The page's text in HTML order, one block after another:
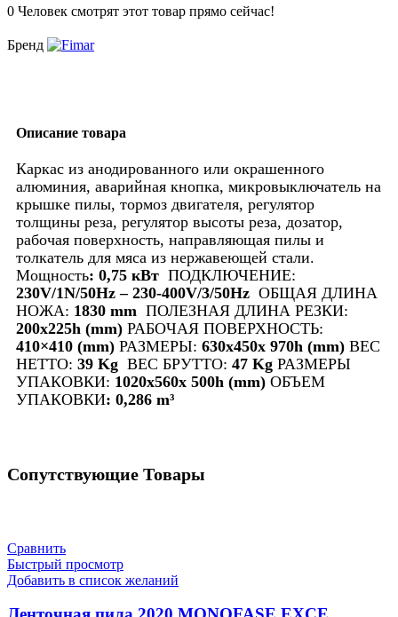
0 Человек смотрят этот товар прямо сейчас!
Бренд
Описание товара
Каркас из анодированного или окрашенного
алюминия, аварийная кнопка, микровыключатель на
крышке пилы, тормоз двигателя, регулятор
толщины реза, регулятор высоты реза, дозатор,
рабочая поверхность, направляющая пилы и
толкатель для мяса из нержавеющей стали.
Мощность: 0,75 кВт ПОДКЛЮЧЕНИЕ:
230V/1N/50Hz – 230-400V/3/50Hz ОБЩАЯ ДЛИНА
НОЖА: 1830 mm ПОЛЕЗНАЯ ДЛИНА РЕЗКИ:
200x225h (mm) РАБОЧАЯ ПОВЕРХНОСТЬ:
410×410 (mm) РАЗМЕРЫ: 630x450x 970h (mm) ВЕС
НЕТТО: 39 Kg ВЕС БРУТТО: 47 Kg РАЗМЕРЫ
УПАКОВКИ: 1020x560x 500h (mm) ОБЪЕМ
УПАКОВКИ: 0,286 m³
Сопутствующие Товары
Сравнить
Быстрый просмотр
Добавить в список желаний